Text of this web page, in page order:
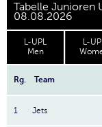
Tabelle Junioren
08.08.2026
L-UPL
Men
L-
Rg. Team
1 Jets